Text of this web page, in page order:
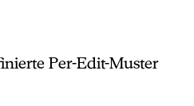
Per-Edit-Muster